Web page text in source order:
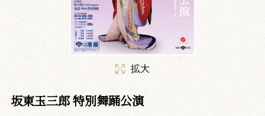
拡大
坂東玉三郎 特別舞踊公演